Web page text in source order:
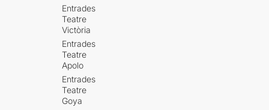
Entrades
Teatre
Victòria
Entrades
Teatre
Apolo
Entrades
Teatre
Goya